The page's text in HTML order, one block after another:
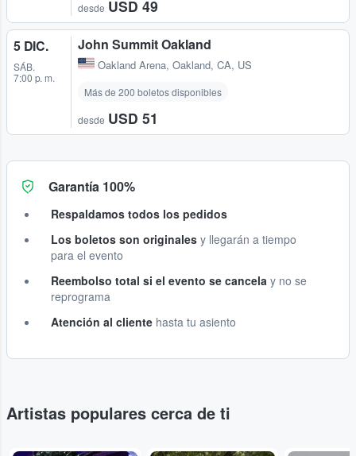
desde USD 49
5 DIC.
SÁB.
7:00 p. m.
John Summit Oakland
Oakland Arena, Oakland, CA, US
Más de 200 boletos disponibles
desde USD 51
Garantía 100%
Respaldamos todos los pedidos
Los boletos son originales y llegarán a tiempo
para el evento
Reembolso total si el evento se cancela y no se
reprograma
Atención al cliente hasta tu asiento
Artistas populares cerca de ti